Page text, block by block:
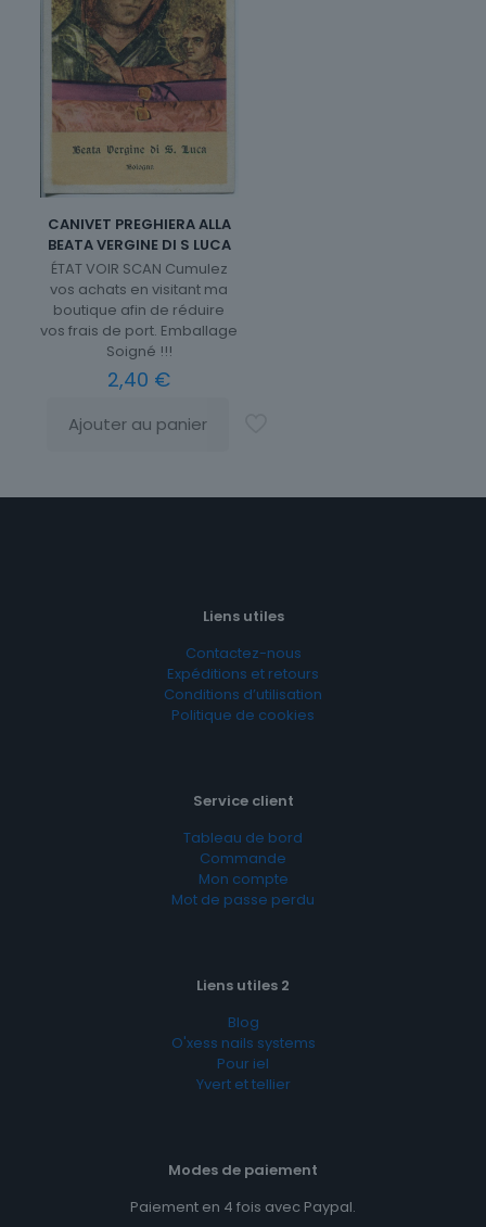
CANIVET PREGHIERA ALLA
BEATA VERGINE DI S LUCA
ÉTAT VOIR SCAN Cumulez
vos achats en visitant ma
boutique afin de réduire
vos frais de port. Emballage
Soigné !!!
2,40 €
Ajouter au panier
Liens utiles
Contactez-nous
Expéditions et retours
Conditions d’utilisation
Politique de cookies
Service client
Tableau de bord
Commande
Mon compte
Mot de passe perdu
Liens utiles 2
Blog
O'xess nails systems
Pour iel
Yvert et tellier
Modes de paiement
Paiement en 4 fois avec Paypal.